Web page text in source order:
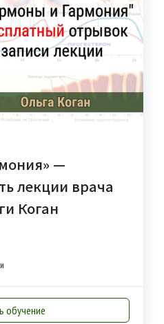
—
лекции врача
Коган
обучение